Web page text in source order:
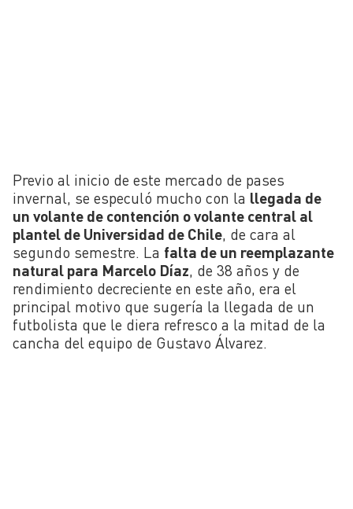
Previo al inicio de este mercado de pases
invernal, se especuló mucho con la llegada de
un volante de contención o volante central al
plantel de Universidad de Chile , de cara al
segundo semestre. La falta de un reemplazante
natural para Marcelo Díaz , de 38 años y de
rendimiento decreciente en este año, era el
principal motivo que sugería la llegada de un
futbolista que le diera refresco a la mitad de la
cancha del equipo de Gustavo Álvarez.